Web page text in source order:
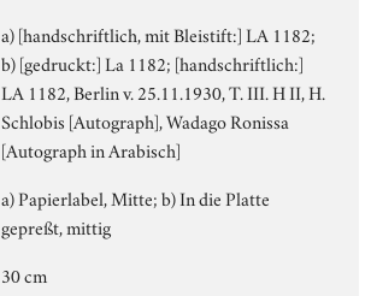
a) [handschriftlich, mit Bleistift:] LA 1182;
b) [gedruckt:] La 1182; [handschriftlich:]
LA 1182, Berlin v. 25.11.1930, T. III. H II, H.
Schlobis [Autograph], Wadago Ronissa
[Autograph in Arabisch]
a) Papierlabel, Mitte; b) In die Platte
gepreßt, mittig
30 cm